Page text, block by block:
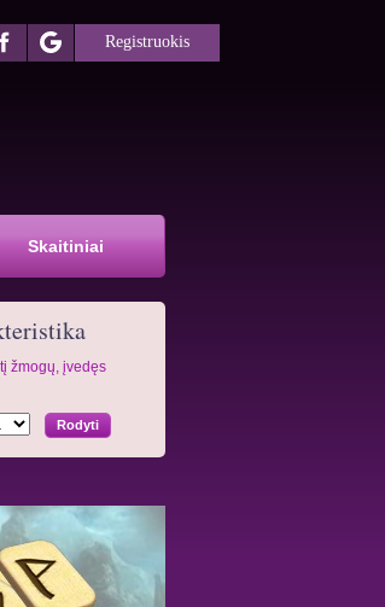
Registruokis
Skaitiniai
žmogų, įvedęs